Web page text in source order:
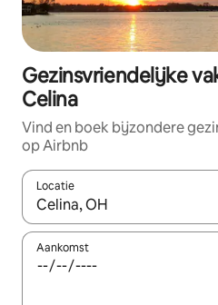
Gezinsvriendelijke
Celina
Vind en boek bijzondere
op Airbnb
Locatie
Wanneer er suggesties
Aankomst